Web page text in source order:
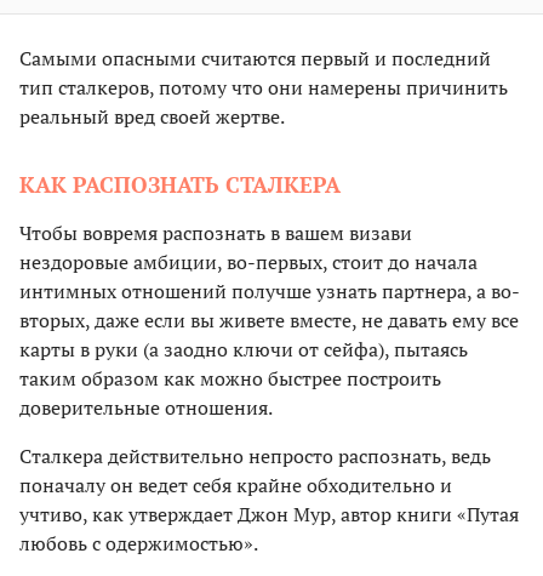
Самыми опасными считаются первый и последний
тип сталкеров, потому что они намерены причинить
реальный вред своей жертве.
КАК РАСПОЗНАТЬ СТАЛКЕРА
Чтобы вовремя распознать в вашем визави
нездоровые амбиции, во-первых, стоит до начала
интимных отношений получше узнать партнера, а во-
вторых, даже если вы живете вместе, не давать ему все
карты в руки (а заодно ключи от сейфа), пытаясь
таким образом как можно быстрее построить
доверительные отношения.
Сталкера действительно непросто распознать, ведь
поначалу он ведет себя крайне обходительно и
учтиво, как утверждает Джон Мур, автор книги «Путая
любовь с одержимостью».